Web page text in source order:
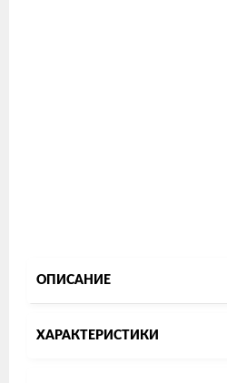
ОПИСАНИЕ
ХАРАКТЕРИСТИКИ